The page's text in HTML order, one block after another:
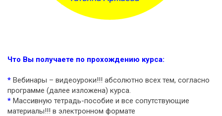
Что Вы получаете по прохождению курса:
* Вебинары – видеоуроки!!! абсолютно всех тем, согласно
программе (далее изложена) курса.
* Массивную тетрадь-пособие и все сопутствующие
материалы!!! в электронном формате